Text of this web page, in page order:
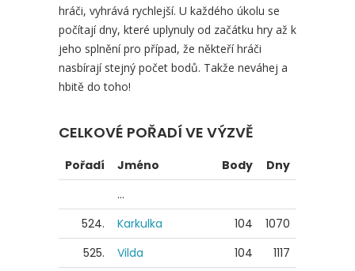
hráči, vyhrává rychlejší. U každého úkolu se
počítají dny, které uplynuly od začátku hry až k
jeho splnění pro případ, že někteří hráči
nasbírají stejný počet bodů. Takže neváhej a
hbitě do toho!
CELKOVÉ POŘADÍ VE VÝZVĚ
Pořadí Jméno Body
Dny
...
524.
Karkulka 104
1070
525.
Vilda 104 1117